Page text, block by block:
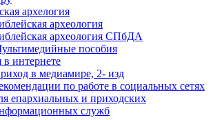
архелогия
археология
археология СПбДА
пособия
интернете
в медиамире, 2- изд
по работе в социальных сетях
епархиальных и приходских
служб